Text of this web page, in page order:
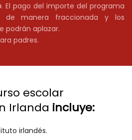
. El pago del importe del programa
de manera fraccionada y los
podrán aplazar.
padres.
escolar
Irlanda incluye:
irlandés.